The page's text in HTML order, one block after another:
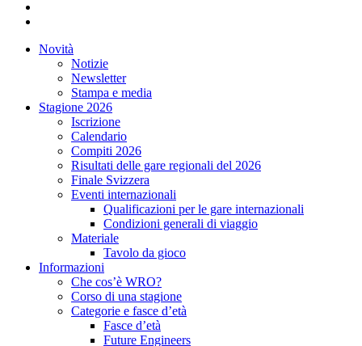
Novità
Notizie
Newsletter
Stampa e media
Stagione 2026
Iscrizione
Calendario
Compiti 2026
Risultati delle gare regionali del 2026
Finale Svizzera
Eventi internazionali
Qualificazioni per le gare internazionali
Condizioni generali di viaggio
Materiale
Tavolo da gioco
Informazioni
Che cos’è WRO?
Corso di una stagione
Categorie e fasce d’età
Fasce d’età
Future Engineers